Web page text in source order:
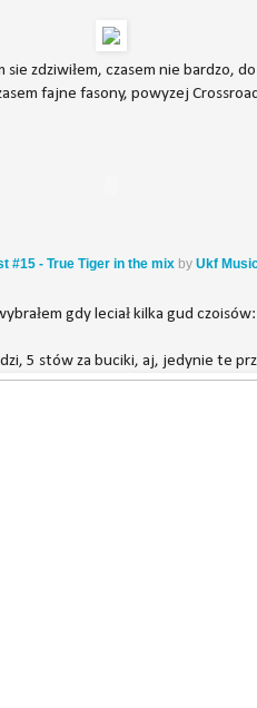
zdziwiłem, czasem nie bardzo,
fajne fasony, powyzej
#15 - True Tiger in the mix by Ukf
gdy leciał kilka gud czoisów:
5 stów za buciki, aj, jedynie te